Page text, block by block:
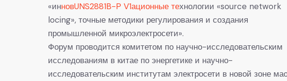
«инновUNS2881B-P V1ационные технологии «source network
locing», точные методики регулирования и создания
промышленной микроэлектросети».
Форум проводится комитетом по научно-исследовательским
исследованиям в китае по энергетике и научно-
исследовательским институтам электросети в новой зоне